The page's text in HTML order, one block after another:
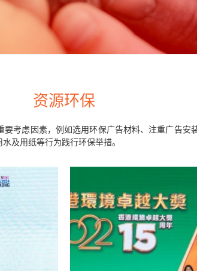
资源环保
考虑因素，例如选用环保广告材料、注重广告安
及用纸等行为践行环保举措。